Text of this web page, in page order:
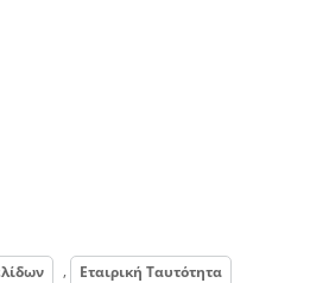
, Εταιρική Ταυτότητα